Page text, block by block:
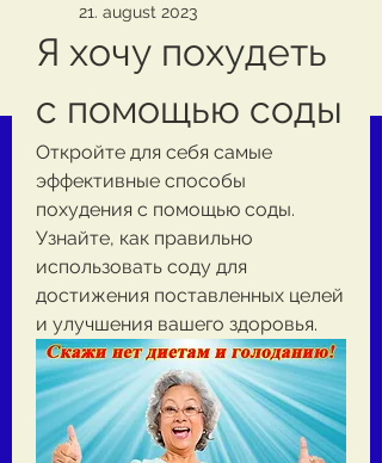
21. august 2023
Я хочу похудеть
с помощью соды
Откройте для себя самые
эффективные способы
похудения с помощью соды.
Узнайте, как правильно
использовать соду для
достижения поставленных целей
и улучшения вашего здоровья.